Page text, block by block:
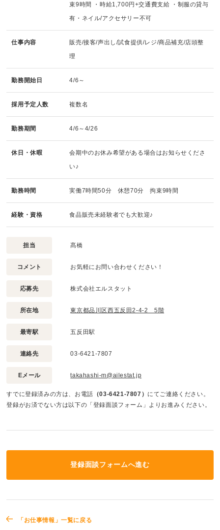
束9時間 ・時給1,700円+交通費支給 ・制服の貸与
有・ネイル/アクセサリー不可
仕事内容
販売/接客/声出し/試食提供/レジ/商品補充/店頭整
理
勤務開始日 4/6～
採用予定人数 複数名
勤務期間 4/6～4/26
休日・休暇
会期中のお休み希望がある場合はお知らせくださ
い♪
勤務時間 実働7時間50分 休憩70分 拘束9時間
経験・資格 食品販売未経験者でも大歓迎♪
担当 髙橋
コメント お気軽にお問い合わせください！
応募先 株式会社エルスタット
所在地 東京都品川区西五反田2-4-2 5階
最寄駅 五反田駅
連絡先 03-6421-7807
Eメール takahashi-m@ailestat.jp
すでに登録済みの方は、お電話 （03-6421-7807） にてご連絡ください。
登録がお済でない方は以下の「登録面談フォーム」よりお進みください。
登録面談フォームへ進む
「お仕事情報」一覧に戻る